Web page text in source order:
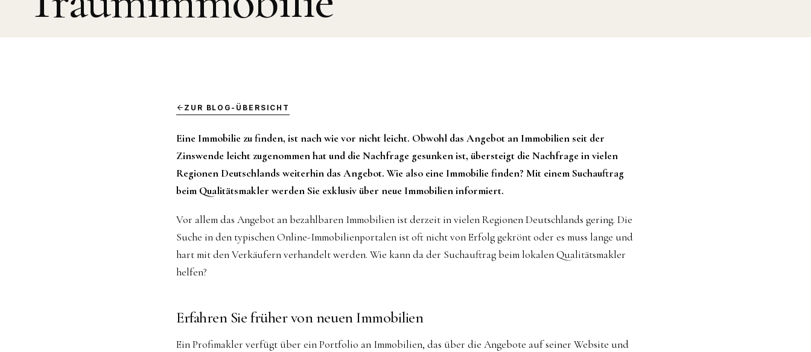
ZUR BLOG-ÜBERSICHT
Eine Immobilie zu finden, ist nach wie vor nicht leicht. Obwohl das Angebot an Immobilien seit der
Zinswende leicht zugenommen hat und die Nachfrage gesunken ist, übersteigt die Nachfrage in vielen
Regionen Deutschlands weiterhin das Angebot. Wie also eine Immobilie finden? Mit einem Suchauftrag
beim Qualitätsmakler werden Sie exklusiv über neue Immobilien informiert.
Vor allem das Angebot an bezahlbaren Immobilien ist derzeit in vielen Regionen Deutschlands gering. Die
Suche in den typischen Online-Immobilienportalen ist oft nicht von Erfolg gekrönt oder es muss lange und
hart mit den Verkäufern verhandelt werden. Wie kann da der Suchauftrag beim lokalen Qualitätsmakler
helfen?
Erfahren Sie früher von neuen Immobilien
Ein Profimakler verfügt über ein Portfolio an Immobilien, das über die Angebote auf seiner Website und